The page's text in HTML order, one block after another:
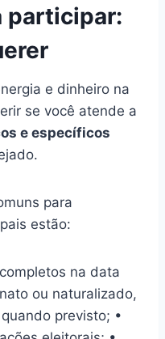
participar:
e dinheiro na
se você atende a
e específicos
para
estão:
na data
ou naturalizado,
previsto; •